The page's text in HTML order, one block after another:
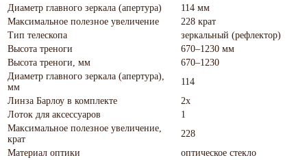
Диаметр главного зеркала (апертура)
114 мм
Максимальное полезное увеличение
228 крат
Тип телескопа
зеркальный (рефлектор)
Высота треноги
670–1230 мм
Высота треноги, мм
670–1230
Диаметр главного зеркала (апертура),
мм
114
Линза Барлоу в комплекте
2x
Лоток для аксессуаров
1
Максимальное полезное увеличение,
крат
228
Материал оптики
оптическое стекло